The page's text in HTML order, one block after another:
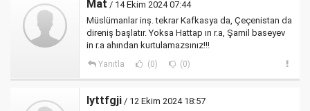
Mat / 14 Ekim 2024 07:44
Müslümanlar inş. tekrar Kafkasya da, Çeçenistan da
direniş başlatır. Yoksa Hattap ın r.a, Şamil baseyev
in r.a ahından kurtulamazsınız!!!
Yanıtla (0) (0)
Iyttfgji / 12 Ekim 2024 18:57